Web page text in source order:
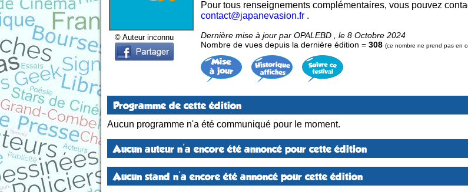
© Auteur inconnu
Pour tous renseignements complémentaires, vous pouvez
contact@japanevasion.fr .
Dernière mise à jour par OPALEBD , le 8 Octobre 2024
Nombre de vues depuis la dernière édition = 308 (ce nombre ne prend pas en
Programme de cette édition
Aucun programme n'a été communiqué pour le moment.
Aucun auteur n'a encore été annoncé pour cette édition
Aucun stand n'a encore été annoncé pour cette édition